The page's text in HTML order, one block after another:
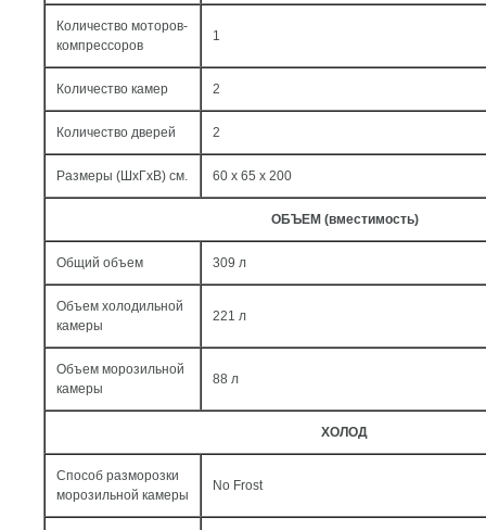
Количество моторов-
компрессоров
1
Количество камер 2
Количество дверей 2
Размеры (ШxГxВ) см. 60 x 65 x 200
ОБЪЕМ (вместимость)
Общий объем 309 л
Объем холодильной
камеры
221 л
Объем морозильной
камеры
88 л
ХОЛОД
Способ разморозки
морозильной камеры
No Frost